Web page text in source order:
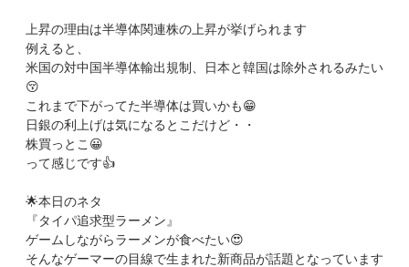
上昇の理由は半導体関連株の上昇が挙げられます
例えると、
米国の対中国半導体輸出規制、日本と韓国は除外されるみたい
😚
これまで下がってた半導体は買いかも😁
日銀の利上げは気になるとこだけど・・
株買っとこ😀
って感じです👍
🌟本日のネタ
『タイパ追求型ラーメン』
ゲームしながらラーメンが食べたい😍
そんなゲーマーの目線で生まれた新商品が話題となっています